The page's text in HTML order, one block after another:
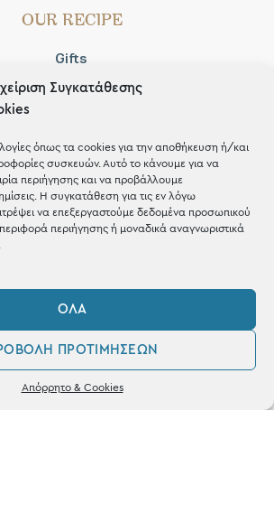
Συγκατάθεσης
όπως τα cookies για την αποθήκευση ή/και
συσκευών. Αυτό το κάνουμε για να
περιήγησης και να προβάλλουμε
Η συγκατάθεση για τις εν λόγω
να επεξεργαστούμε δεδομένα προσωπικού
περιήγησης ή μοναδικά αναγνωριστικά
ΌΛΑ
ΠΡΟΤΙΜΉΣΕΩΝ
Απόρρητο & Cookies
OUR RECIPE
Gifts
Μέχρι 30€
Shop the look
17, 38221 Βόλος
2421 217300
Τετ / Σαβ: 09:00 - 15:00
Φίλτρα
0